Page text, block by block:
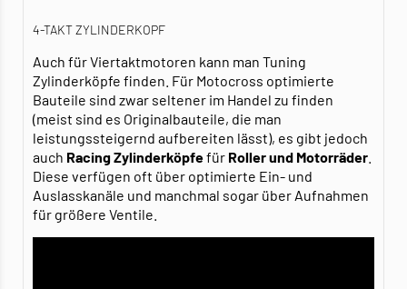
4-TAKT ZYLINDERKOPF
Auch für Viertaktmotoren kann man Tuning
Zylinderköpfe finden. Für Motocross optimierte
Bauteile sind zwar seltener im Handel zu finden
(meist sind es Originalbauteile, die man
leistungssteigernd aufbereiten lässt), es gibt jedoch
auch Racing Zylinderköpfefür Roller und Motorräder
Diese verfügen oft über optimierte Ein- und
Auslasskanäle und manchmal sogar über Aufnahmen
für größere Ventile.